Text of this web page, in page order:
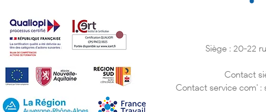
Tendances Formation 2026 :
connaître
Comment
Siège : 20-22
Contact
Contact service com' :